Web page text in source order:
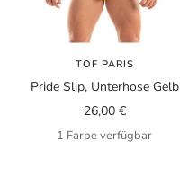
TOF PARIS
Pride Slip, Unterhose Gelb
Angebotspreis
26,00 €
1 Farbe verfügbar